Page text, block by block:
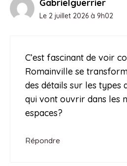
Gabrielguerrier
Le 2 juillet 2026 à 9h02
C’est fascinant de voir
Romainville se
des détails sur les types
qui vont ouvrir dans les
espaces?
Répondre